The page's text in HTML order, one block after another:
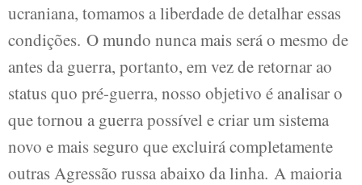
ucraniana, tomamos a liberdade de detalhar essas
condições. O mundo nunca mais será o mesmo de
antes da guerra, portanto, em vez de retornar ao
status quo pré-guerra, nosso objetivo é analisar o
que tornou a guerra possível e criar um sistema
novo e mais seguro que excluirá completamente
outras Agressão russa abaixo da linha. A maioria